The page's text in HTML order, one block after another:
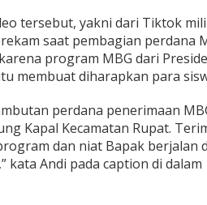
tersebut, yakni dari Tiktok
saat pembagian perdana
program MBG dari
membuat diharapkan para
perdana penerimaan
Kapal Kecamatan Rupat.
dan niat Bapak berjalan
kata Andi pada caption di dalam